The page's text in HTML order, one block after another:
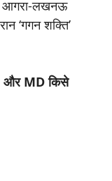
आगरा-लखनऊ
‘गगन शक्ति’
और MD किसे